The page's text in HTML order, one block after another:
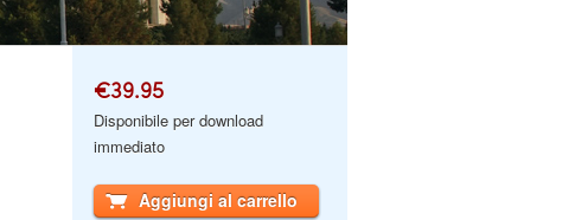
€39.95
Disponibile per download
immediato
Aggiungi al carrello